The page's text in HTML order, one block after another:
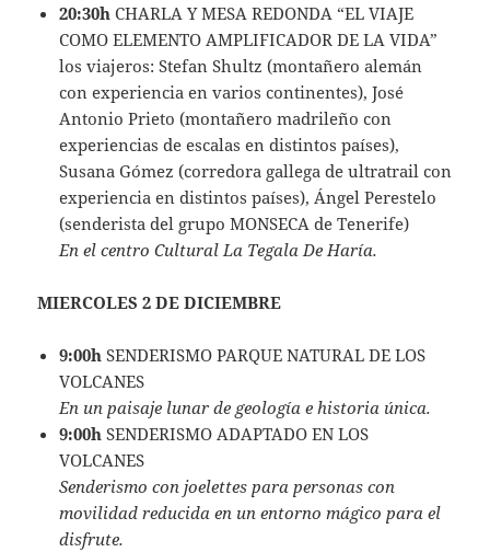
20:30h CHARLA Y MESA REDONDA “EL VIAJE
COMO ELEMENTO AMPLIFICADOR DE LA VIDA”
los viajeros: Stefan Shultz (montañero alemán
con experiencia en varios continentes), José
Antonio Prieto (montañero madrileño con
experiencias de escalas en distintos países),
Susana Gómez (corredora gallega de ultratrail con
experiencia en distintos países), Ángel Perestelo
(senderista del grupo MONSECA de Tenerife)
En el centro Cultural La Tegala De Haría.
MIERCOLES 2 DE DICIEMBRE
9:00h SENDERISMO PARQUE NATURAL DE LOS
VOLCANES
En un paisaje lunar de geología e historia única.
9:00h SENDERISMO ADAPTADO EN LOS
VOLCANES
Senderismo con joelettes para personas con
movilidad reducida en un entorno mágico para el
disfrute.